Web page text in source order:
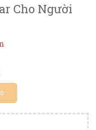
Cho Người